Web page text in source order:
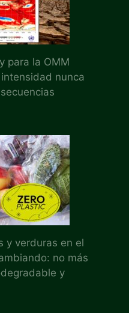
para la OMM
nunca
y verduras en el
no más
y